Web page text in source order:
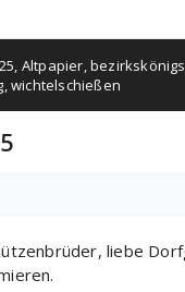
, Altpapier,
,wichtelschießen
liebe